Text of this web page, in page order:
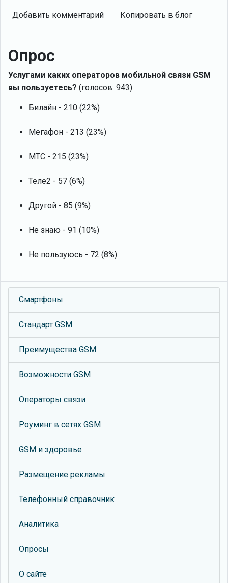
Добавить комментарий Копировать в блог
Опрос
Услугами каких операторов мобильной связи GSM
вы пользуетесь? (голосов: 943)
Билайн - 210 (22%)
Мегафон - 213 (23%)
МТС - 215 (23%)
Теле2 - 57 (6%)
Другой - 85 (9%)
Не знаю - 91 (10%)
Не пользуюсь - 72 (8%)
Смартфоны
Стандарт GSM
Преимущества GSM
Возможности GSM
Операторы связи
Роуминг в сетях GSM
GSM и здоровье
Размещение рекламы
Телефонный справочник
Аналитика
Опросы
О сайте